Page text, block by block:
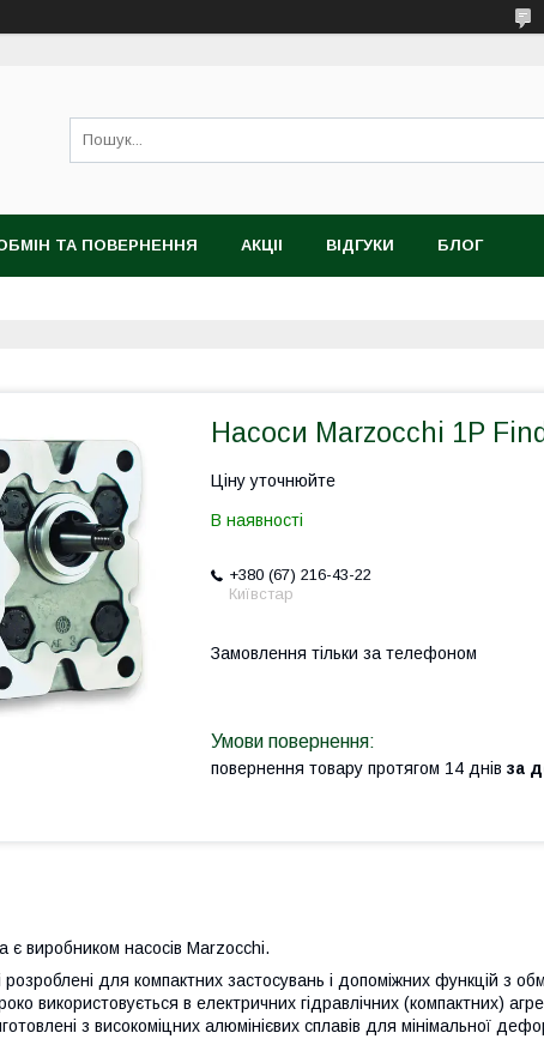
ТА ПОВЕРНЕННЯ АКЦІІ ВІДГУКИ БЛОГ
Насоси Marzocchi 1P
Ціну уточнюйте
В наявності
+380 (67) 216-43-22
Київстар
Замовлення тільки за телефоном
повернення товару протягом 14 днів за
є виробником насосів Marzocchi.
для компактних застосувань і допоміжних функцій з
використовується в електричних гідравлічних (компактних)
з високоміцних алюмінієвих сплавів для мінімальної